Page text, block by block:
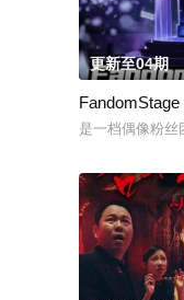
更新至04期
FandomStage
是一档偶像粉丝